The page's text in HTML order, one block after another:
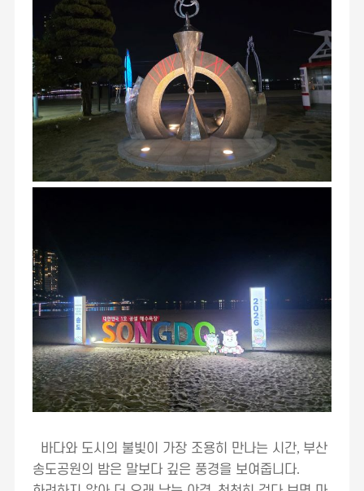
바다와 도시의 불빛이 가장 조용히 만나는 시간, 부산
송도공원의 밤은 말보다 깊은 풍경을 보여줍니다.